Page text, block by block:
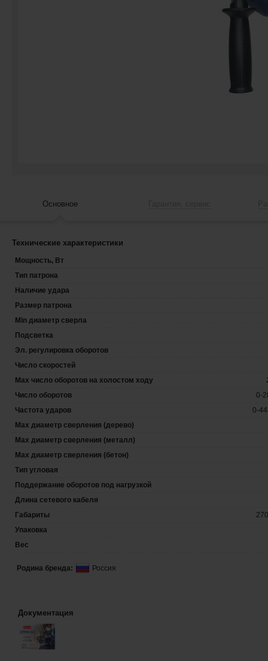
Основное
Технические характеристики
Мощность, Вт
Тип патрона
Наличие удара
Размер патрона
Min диаметр сверла
Подсветка
Эл. регулировка оборотов
Число скоростей
Max число оборотов на холостом ходу
Число оборотов
0-
Частота ударов
0-
Max диаметр сверления (дерево)
Max диаметр сверления (металл)
Max диаметр сверления (бетон)
Тип угловая
Поддержание оборотов под нагрузкой
Длина сетевого кабеля
Габариты
Упаковка
Вес
Родина бренда: Россия
Документация